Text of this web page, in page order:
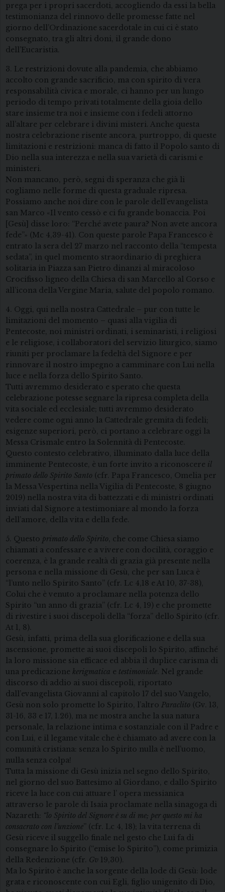
prega per i propri sacerdoti, accogliendo da essi la bella
testimonianza del rinnovo delle promesse fatte nel
giorno dell’Ordinazione sacerdotale in cui ci è stato
consegnato, tra gli altri doni, il grande dono
dell’Eucaristia.
3. Le restrizioni dovute alla pandemia, che abbiamo
accolto con grande sacrificio, ma con spirito di vera
responsabilità civica e morale, ci hanno per un lungo
periodo di tempo privati totalmente della gioia dello
stare insieme tra noi e insieme con i fedeli attorno
all’altare per celebrare i divini misteri. Anche questa
nostra celebrazione risente ancora, purtroppo, di queste
limitazioni e restrizioni: manca di fatto il Popolo santo di
Dio nella sua interezza e nella sua varietà di carismi e
ministeri.
Non mancano, però, segni di speranza che già li
cogliamo nelle forme di questa graduale ripresa.
Possiamo anche noi dire con le parole dell’evangelista
san Marco «Il vento cessò e ci fu grande bonaccia. Poi
[Gesù] disse loro: “Perché avete paura? Non avete ancora
fede”» (Mc 4,39-41). Con queste parole Papa Francesco è
entrato la sera del 27 marzo nel racconto della “tempesta
sedata”, in quel momento straordinario di preghiera
solitaria in Piazza san Pietro dinanzi al miracoloso
Crocifisso ligneo della Chiesa di san Marcello al Corso e
all’icona della Vergine Maria, salute del popolo romano.
4. Oggi, qui nella nostra Cattedrale – pur con tutte le
limitazioni del momento – quasi alla vigilia di
Pentecoste, noi ministri ordinati, i seminaristi, i religiosi
e le religiose, i collaboratori del servizio liturgico, siamo
riuniti per proclamare la fedeltà del Signore e per
rinnovare il nostro impegno a camminare con Lui nella
luce e nella forza dello Spirito Santo.
Tutti avremmo desiderato e sperato che questa
celebrazione potesse segnare la ripresa completa della
vita sociale ed ecclesiale; tutti avremmo desiderato
vedere come ogni anno la Cattedrale gremita di fedeli;
esigenze superiori, però, ci portano a celebrare oggi la
Messa Crismale entro la Solennità di Pentecoste.
Questo contesto celebrativo, illuminato dalla luce della
imminente Pentecoste, è un forte invito a riconoscere il
primato dello Spirito Santo (cfr. Papa Francesco, Omelia per
la Messa Vespertina nella Vigilia di Pentecoste, 8 giugno
2019) nella nostra vita di battezzati e di ministri ordinati
inviati dal Signore a testimoniare al mondo la forza
dell’amore, della vita e della fede.
5. Questo primato dello Spirito, che come Chiesa siamo
chiamati a confessare e a vivere con docilità, coraggio e
coerenza, è la grande realtà di grazia già presente nella
persona e nella missione di Gesù, che per san Luca è
“l’unto nello Spirito Santo” (cfr. Lc 4,18 e At 10, 37-38),
Colui che è venuto a proclamare nella potenza dello
Spirito “un anno di grazia” (cfr. Lc 4, 19) e che promette
di rivestire i suoi discepoli della “forza” dello Spirito (cfr.
At 1, 8).
Gesù, infatti, prima della sua glorificazione e della sua
ascensione, promette ai suoi discepoli lo Spirito, affinché
la loro missione sia efficace ed abbia il duplice carisma di
una predicazione kerigmatica e testimoniale. Nel grande
discorso di addio ai suoi discepoli, riportato
dall’evangelista Giovanni al capitolo 17 del suo Vangelo,
Gesù non solo promette lo Spirito, l’altro Paraclito (Gv. 13,
31-16, 33 e 17, 1.26), ma ne mostra anche la sua natura
personale, la relazione intima e sostanziale con il Padre e
con Lui, e il legame vitale che è chiamato ad avere con la
comunità cristiana: senza lo Spirito nulla è nell’uomo,
nulla senza colpa!
Tutta la missione di Gesù inizia nel segno dello Spirito,
nel giorno del suo Battesimo al Giordano, e dallo Spirito
riceve la luce con cui attuare l’ opera messianica
attraverso le parole di Isaia proclamate nella sinagoga di
Nazareth: “lo Spirito del Signore è su di me; per questo mi ha
consacrato con l’unzione” (cfr. Lc 4, 18); la vita terrena di
Gesù riceve il suggello finale nel gesto che Lui fa di
consegnare lo Spirito (“emise lo Spirito”), come primizia
della Redenzione (cfr. Gv 19,30).
Ma lo Spirito è anche la sorgente della lode di Gesù: lode
grata e riconoscente con cui Egli, figlio unigenito di Dio,